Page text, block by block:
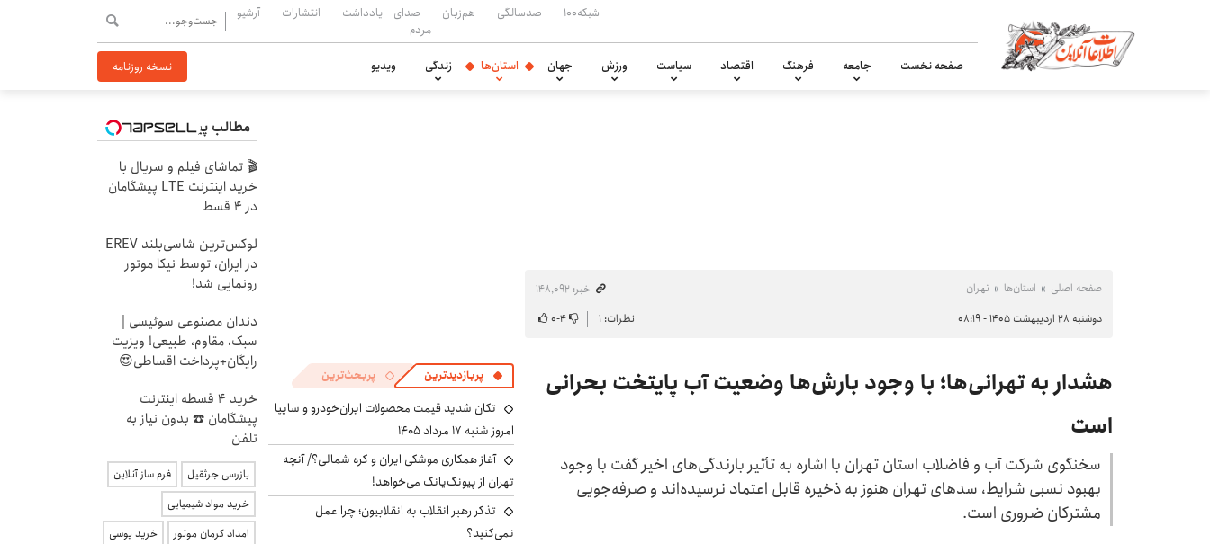
شبکه۱۰۰ صدسالگی هم‌زبان
صدای
مردم
یادداشت انتشارات آرشیو
صفحه نخست جامعه فرهنگ اقتصاد سیاست ورزش جهان استان‌ها زندگی ویدیو نسخه روزنامه
صفحه اصلی استان‌ها تهران
خبر: ۱۴۸٬۰۹۲
دوشنبه ۲۸ اردیبهشت ۱۴۰۵ - ۰۸:۱۹
نظرات: ۱ ۴-۰
هشدار به تهرانی‌ها؛ با وجود بارش‌ها وضعیت آب پایتخت بحرانی
است
سخنگوی شرکت آب و فاضلاب استان تهران با اشاره به تأثیر بارندگی‌های اخیر گفت با وجود
بهبود نسبی شرایط، سدهای تهران هنوز به ذخیره قابل اعتماد نرسیده‌اند و صرفه‌جویی
مشترکان ضروری است.
پربازدیدترین پربحث‌ترین
تکان شدید قیمت محصولات ایران‌خودرو و سایپا
امروز شنبه ۱۷ مرداد ۱۴۰۵
آغاز همکاری موشکی ایران و کره شمالی؟/ آنچه
تهران از پیونگ‌یانگ می‌خواهد!
تذکر رهبر انقلاب به انقلابیون؛ چرا عمل
نمی‌کنید؟
مطالب پیشنهادی
🎬 تماشای فیلم و سریال با
خرید اینترنت LTE پیشگامان
در 4 قسط
لوکس‌ترین شاسی‌بلند EREV
در ایران، توسط نیکا موتور
رونمایی شد!
دندان مصنوعی سوئیسی |
سبک، مقاوم، طبیعی! ویزیت
رایگان+پرداخت اقساطی😍
خرید 4 قسطه اینترنت
پیشگامان ☎️ بدون نیاز به
تلفن
بازرسی جرثقیل
فرم ساز آنلاین
خرید مواد شیمیایی
امداد کرمان موتور
خرید یوسی